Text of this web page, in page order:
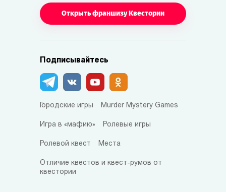
Открыть франшизу Квестории
Подписывайтесь
Городские игры Murder Mystery Games
Игра в «мафию» Ролевые игры
Ролевой квест Места
Отличие квестов и квест-румов от
квестории